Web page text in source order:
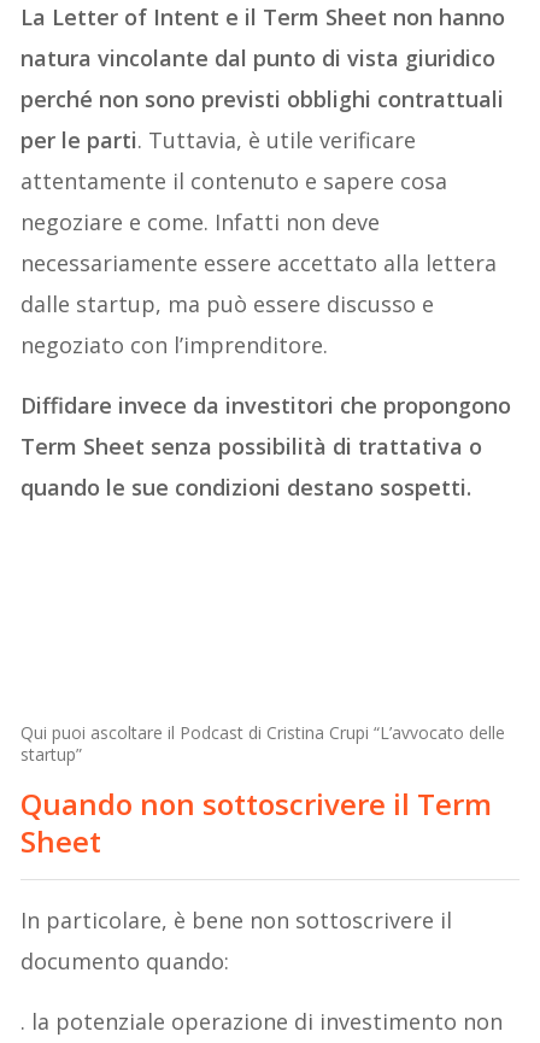
La Letter of Intent e il Term Sheet non hanno
natura vincolante dal punto di vista giuridico
perché non sono previsti obblighi contrattuali
per le parti. Tuttavia, è utile verificare
attentamente il contenuto e sapere cosa
negoziare e come. Infatti non deve
necessariamente essere accettato alla lettera
dalle startup, ma può essere discusso e
negoziato con l’imprenditore.
Diffidare invece da investitori che propongono
Term Sheet senza possibilità di trattativa o
quando le sue condizioni destano sospetti.
Qui puoi ascoltare il Podcast di Cristina Crupi “L’avvocato delle
startup”
Quando non sottoscrivere il Term
Sheet
In particolare, è bene non sottoscrivere il
documento quando:
. la potenziale operazione di investimento non